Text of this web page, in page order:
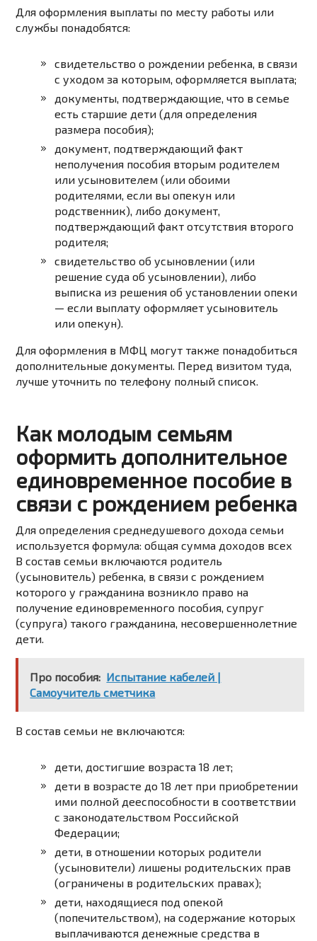
Для оформления выплаты по месту работы или
службы понадобятся:
свидетельствоо рождении ребенка, всвязи
суходомза которым,оформляется выплата;
документы, подтверждающие,что всемье
естьстаршие дети(дляопределения
размера пособия);
документ, подтверждающийфакт
неполучения пособия вторым родителем
илиусыновителем(илиобоими
родителями,если выопекун или
родственник), либо документ,
подтверждающийфактотсутствия второго
родителя;
свидетельствообусыновлении(или
решениесудаобусыновлении), либо
выписка из решенияобустановленииопеки
—если выплатуоформляетусыновитель
илиопекун).
Для оформления в МФЦ могут также понадобиться
дополнительные документы. Перед визитом туда,
лучше уточнить по телефону полный список.
Как молодым семьям
оформить дополнительное
единовременное пособие в
связи с рождением ребенка
Для определения среднедушевого дохода семьи
используется формула: общая сумма доходов всех
В состав семьи включаются родитель
(усыновитель) ребенка, в связи с рождением
которого у гражданина возникло право на
получение единовременного пособия, супруг
(супруга) такого гражданина, несовершеннолетние
дети.
Про пособия: Испытание кабелей |
Самоучитель сметчика
В состав семьи не включаются:
дети, достигшие возраста 18 лет;
дети в возрасте до 18 лет при приобретении
ими полной дееспособности в соответствии
с законодательством Российской
Федерации;
дети, в отношении которых родители
(усыновители) лишены родительских прав
(ограничены в родительских правах);
дети, находящиеся под опекой
(попечительством), на содержание которых
выплачиваются денежные средства в